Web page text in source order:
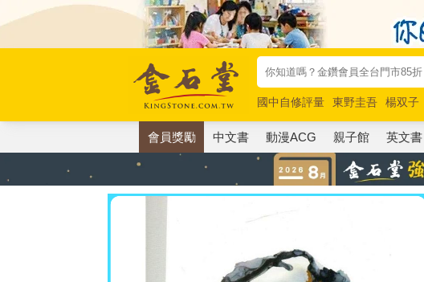
國中自修評量 東野圭吾 楊双子
唯紅花綻放
奧德賽 路邊攤新作
會員獎勵 中文書 動漫ACG 親子館 英文書